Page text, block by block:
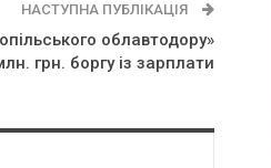
НАСТУПНА ПУБЛІКАЦІЯ
облавтодору»
грн. боргу із зарплати